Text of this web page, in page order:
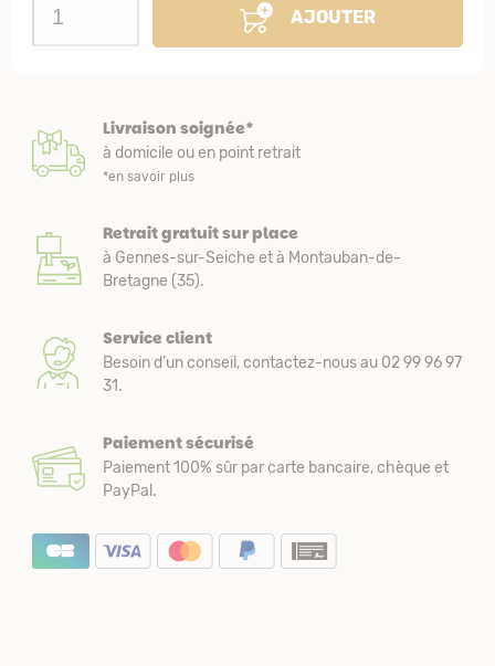
AJOUTER
Livraison soignée*
à domicile ou en point retrait
*en savoir plus
Retrait gratuit sur place
à Gennes-sur-Seiche et à Montauban-de-
Bretagne (35).
Service client
Besoin d’un conseil, contactez-nous au 02 99 96 97
31.
Paiement sécurisé
Paiement 100% sûr par carte bancaire, chèque et
PayPal.